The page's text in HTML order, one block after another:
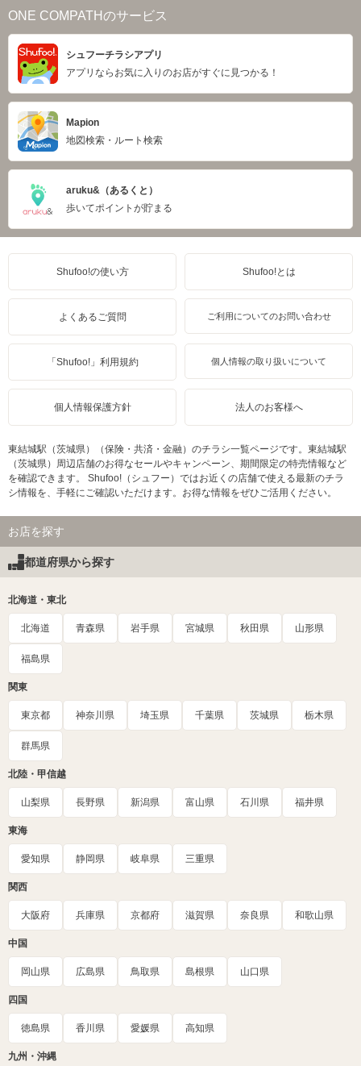
ONE COMPATHのサービス
シュフーチラシアプリ
アプリならお気に入りのお店がすぐに見つかる！
Mapion
地図検索・ルート検索
aruku&（あるくと）
歩いてポイントが貯まる
Shufoo!の使い方 Shufoo!とは
よくあるご質問 ご利用についてのお問い合わせ
「Shufoo!」利用規約 個人情報の取り扱いについて
個人情報保護方針 法人のお客様へ
東結城駅（茨城県）（保険・共済・金融）のチラシ一覧ページです。東結城駅
（茨城県）周辺店舗のお得なセールやキャンペーン、期間限定の特売情報など
を確認できます。 Shufoo!（シュフー）ではお近くの店舗で使える最新のチラ
シ情報を、手軽にご確認いただけます。お得な情報をぜひご活用ください。
お店を探す
都道府県から探す
北海道・東北
北海道 青森県 岩手県 宮城県 秋田県 山形県
福島県
関東
東京都 神奈川県 埼玉県 千葉県 茨城県 栃木県
群馬県
北陸・甲信越
山梨県 長野県 新潟県 富山県 石川県 福井県
東海
愛知県 静岡県 岐阜県 三重県
関西
大阪府 兵庫県 京都府 滋賀県 奈良県 和歌山県
中国
岡山県 広島県 鳥取県 島根県 山口県
四国
徳島県 香川県 愛媛県 高知県
九州・沖縄